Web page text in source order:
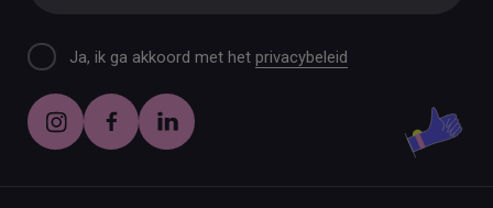
Ja, ik ga akkoord met hetprivacybeleid